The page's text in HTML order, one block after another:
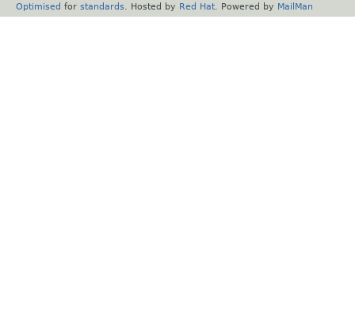
Optimised for standards . Hosted by Red Hat . Powered by MailMan